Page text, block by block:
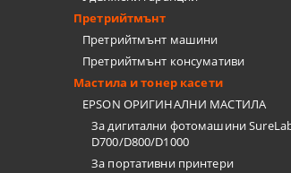
Претрийтмънт
Претрийтмънт машини
Претрийтмънт консумативи
Мастила и тонер касети
EPSON ОРИГИНАЛНИ МАСТИЛА
За дигитални фотомашини
D700/D800/D1000
За портативни принтери